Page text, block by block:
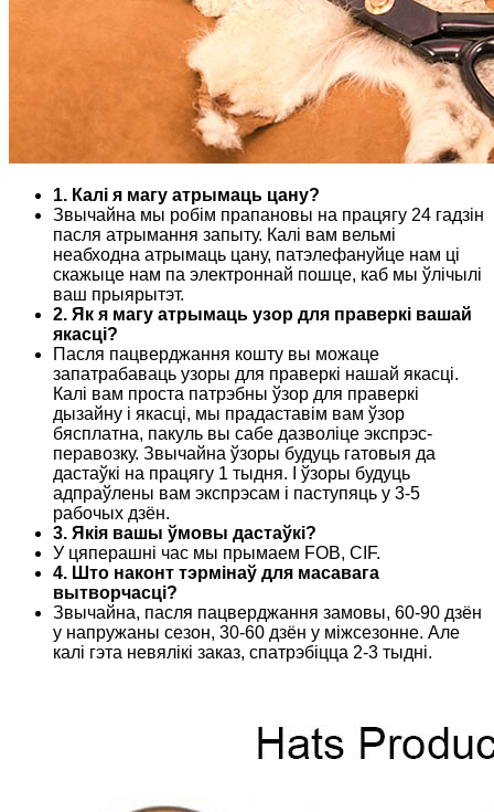
1. Калі я магу атрымаць цану?
Звычайна мы робім прапановы на працягу 24 гадзін
пасля атрымання запыту. Калі вам вельмі
неабходна атрымаць цану, патэлефануйце нам ці
скажыце нам па электроннай пошце, каб мы ўлічылі
ваш прыярытэт.
2. Як я магу атрымаць узор для праверкі вашай
якасці?
Пасля пацверджання кошту вы можаце
запатрабаваць узоры для праверкі нашай якасці.
Калі вам проста патрэбны ўзор для праверкі
дызайну і якасці, мы прадаставім вам ўзор
бясплатна, пакуль вы сабе дазволіце экспрэс-
перавозку. Звычайна ўзоры будуць гатовыя да
дастаўкі на працягу 1 тыдня. І ўзоры будуць
адпраўлены вам экспрэсам і паступяць у 3-5
рабочых дзён.
3. Якія вашы ўмовы дастаўкі?
У цяперашні час мы прымаем FOB, CIF.
4. Што наконт тэрмінаў для масавага
вытворчасці?
Звычайна, пасля пацверджання замовы, 60-90 дзён
у напружаны сезон, 30-60 дзён у міжсезонне. Але
калі гэта невялікі заказ, спатрэбіцца 2-3 тыдні.